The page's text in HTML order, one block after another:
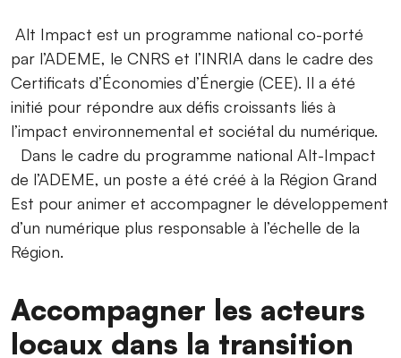
Alt Impact est un programme national co-porté
par l’ADEME, le CNRS et l’INRIA dans le cadre des
Certificats d’Économies d’Énergie (CEE). Il a été
initié pour répondre aux défis croissants liés à
l’impact environnemental et sociétal du numérique.
Dans le cadre du programme national Alt-Impact
de l’ADEME, un poste a été créé à la Région Grand
Est pour animer et accompagner le développement
d’un numérique plus responsable à l’échelle de la
Région.
Accompagner les acteurs
locaux dans la transition